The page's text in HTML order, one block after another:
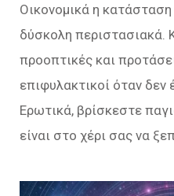
Οικονομικά η
δύσκολη περιστασιακά.
προοπτικές και
επιφυλακτικοί όταν δεν
Ερωτικά, βρίσκεστε
είναι στο χέρι σας να